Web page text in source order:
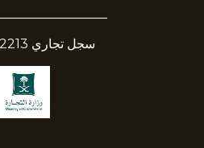
سجل تجاري 4030182213